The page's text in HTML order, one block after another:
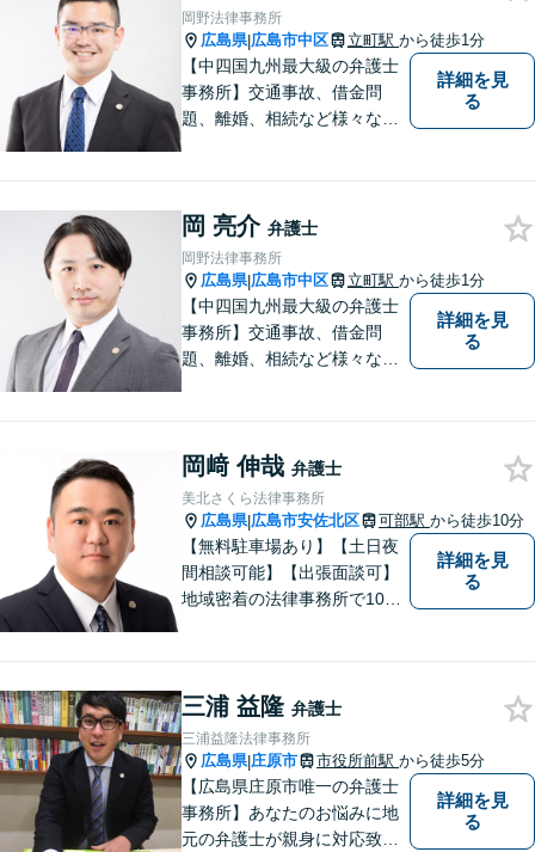
岡野法律事務所
広島県|広島市中区 立町駅 から徒歩1分
【中四国九州最大級の弁護士
事務所】交通事故、借金問
題、離婚、相続など様々な問
い！
詳細を見
る
岡 亮介 弁護士
岡野法律事務所
広島県|広島市中区 立町駅 から徒歩1分
【中四国九州最大級の弁護士
事務所】交通事故、借金問
題、離婚、相続など様々な問
い！
詳細を見
る
岡﨑 伸哉 弁護士
美北さくら法律事務所
広島県|広島市安佐北区 可部駅 から徒歩10分
【無料駐車場あり】【土日夜
間相談可能】【出張面談可】
地域密着の法律事務所で10年
面談も承っています！【借金
問題相談無料】
詳細を見
る
三浦 益隆 弁護士
三浦益隆法律事務所
広島県|庄原市 市役所前駅 から徒歩5分
【広島県庄原市唯一の弁護士
事務所】あなたのお悩みに地
元の弁護士が親身に対応致し
詳細を見
る